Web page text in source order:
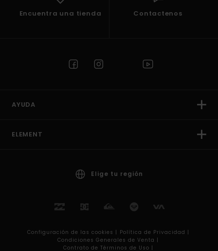
Encuentra una tienda Contactenos
AYUDA
ELEMENT
Elige tu región
Configuración de las cookies | Política de Privacidad |
Condiciones Generales de Venta |
Contrato de Términos de Uso |